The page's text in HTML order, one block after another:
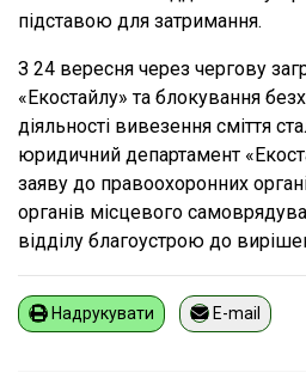
підставою для затримання.
З 24 вересня через чергову
«Екостайлу» та блокування
діяльності вивезення сміття
юридичний департамент
заяву до правоохоронних
органів місцевого
відділу благоустрою до
Надрукувати E-mail